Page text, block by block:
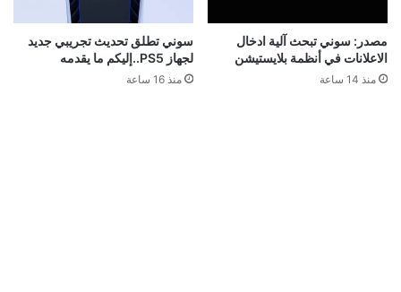
مصدر: سوني تبحث آلية ادخال
الاعلانات في أنظمة بلايستيشن
منذ 14 ساعة
سوني تطلق تحديث تجريبي جديد
لجهاز PS5..إليكم ما يقدمه
منذ 16 ساعة